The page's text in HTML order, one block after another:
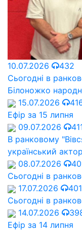
10.07.2026
432
Сьогодні в
Білоножко
15.07.2026
Ефір за 15 липня
09.07.2026
В ранковому
український
08.07.2026
Сьогодні в
17.07.2026
401
Сьогодні в
14.07.2026
Ефір за 14 липня